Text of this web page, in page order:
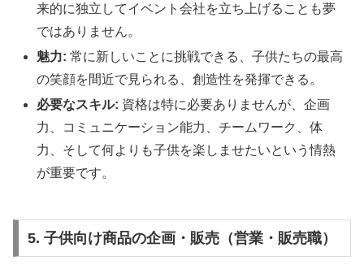
来的に独立してイベント会社を立ち上げることも夢
ではありません。
魅力: 常に新しいことに挑戦できる、子供たちの最高
の笑顔を間近で見られる、創造性を発揮できる。
必要なスキル: 資格は特に必要ありませんが、企画
力、コミュニケーション能力、チームワーク、体
力、そして何よりも子供を楽しませたいという情熱
が重要です。
5. 子供向け商品の企画・販売（営業・販売職）